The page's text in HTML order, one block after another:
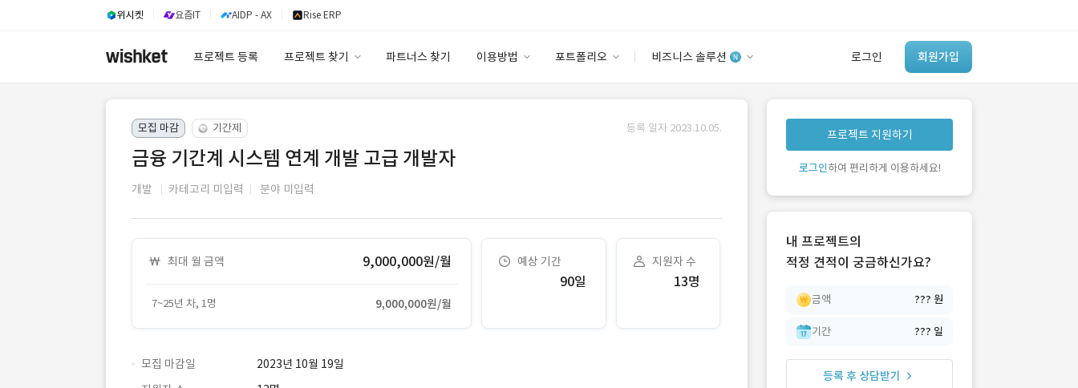
위시켓 요즘IT AIDP - AX Rise ERP
프로젝트 등록 프로젝트 찾기 파트너스 찾기 이용방법 포트폴리오 비즈니스 솔루션 로그인 회원가입
안심 코드 케어
유사사례 검색 AI
‘이런 거’ 만들어본
개발 회사 있어?
모집 마감 기간제 등록 일자 2023.10.05.
금융 기간계 시스템 연계 개발 고급 개발자
개발 카테고리 미입력 분야 미입력
최대 월 금액 9,000,000원/월
7~25년 차, 1명 9,000,000원/월
예상 기간
90일
지원자 수
13명
모집 마감일
2023년 10월 19일
프로젝트 지원하기
로그인하여 편리하게 이용하세요!
내 프로젝트의
적정 견적이 궁금하신가요?
금액 ??? 원
기간 ??? 일
등록 후 상담받기